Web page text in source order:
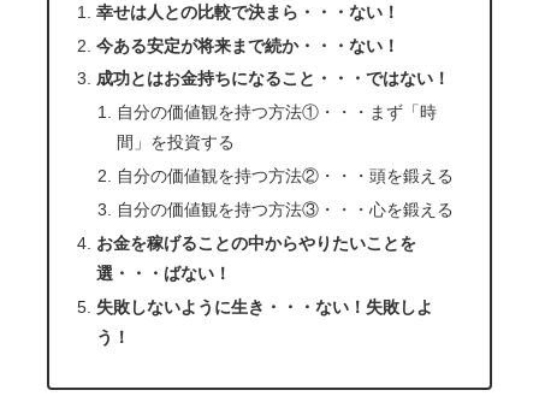
幸せは人との比較で決まら・・・ない！
今ある安定が将来まで続か・・・ない！
成功とはお金持ちになること・・・ではない！
自分の価値観を持つ方法①・・・まず「時
間」を投資する
自分の価値観を持つ方法②・・・頭を鍛える
自分の価値観を持つ方法③・・・心を鍛える
お金を稼げることの中からやりたいことを
選・・・ばない！
失敗しないように生き・・・ない！失敗しよ
う！